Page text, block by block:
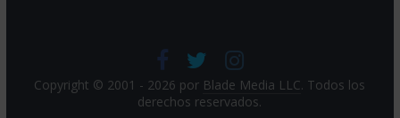
Copyright © 2001 - 2026 por Blade Media LLC. Todos los
derechos reservados.